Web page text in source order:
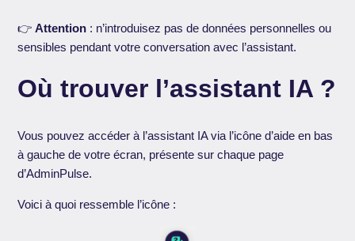
👉Attention : n’introduisez pas de données personnelles ou
sensibles pendant votre conversation avec l’assistant.
Où trouver l’assistant IA ?
Vous pouvez accéder à l’assistant IA via l’icône d’aide en bas
à gauche de votre écran, présente sur chaque page
d’AdminPulse.
Voici à quoi ressemble l’icône :